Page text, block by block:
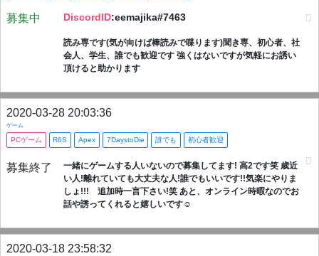
募集中 DiscordID:eemajika#7463
読み専です(気が向けば棒読みで喋ります)聞き専、初心者、社
会人、学生、誰でも歓迎です 強くはないですが気軽にお誘い
頂けると助かります
2020-03-28 20:03:36
ゲーム
PCゲーム R6S Apex 7DaystoDie 誰でも 初心者歓迎
募集終了
一緒にゲームする人いないので募集してます! 高2です笑 歳近
い人!離れていても大丈夫な人!誰でもいいです!!気楽にやりま
しょ!!! 追加時一言下さい!笑 あと、オンライン時暇なのでお
話や誘ってくれると嬉しいです☺
2020-03-18 23:58:32